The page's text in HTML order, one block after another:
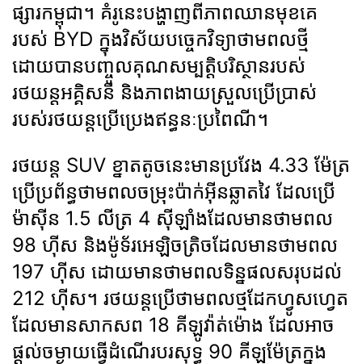
ផ្សារកម្ពុជា។ គំរូនេះបង្ហាញពីភាពឈានមុខគេ
របស់ BYD ក្នុងវិស័យបច្ចេកវិទ្យាថាមពលថ្មី
ដោយបានបញ្ចូលគុណសម្បត្តិបរិស្ថានរបស់
រថយន្តអគ្គិសនី និងភាពងាយស្រួលប្រើប្រាស់
របស់រថយន្តប្រើប្រេងឥន្ធនៈប្រពៃណី។
រថយន្ត SUV ខ្នាតតូចនេះមានប្រវែង 4.33 ម៉ែត្រ
ប្រើប្រព័ន្ធថាមពលចម្រុះប៉ាក់អ៊ីនឆ្លាតវៃ ដែលប្រើ
ម៉ាស៊ីន 1.5 លីត្រ 4 ស៊ីឡាំងដែលមានថាមពល
98 ហ៊ីស និងម៉ូទ័រអេឡិចត្រិចដែលមានថាមពល
197 ហ៊ីស ដោយមានថាមពលទិន្នផលសរុបដល់
212 ហ៊ីស។ រថយន្តប្រើថាមពលថ្មដែកហ្វូសហ្វេត
ដែលមានសាកសព 18 គីឡូវ៉ាត់ម៉ោង ដែលអាច
ផ្ដល់ចម្ងាយធ្វើដំណើរបរសុទ្ធ 90 គីឡូម៉ែត្រក្នុង